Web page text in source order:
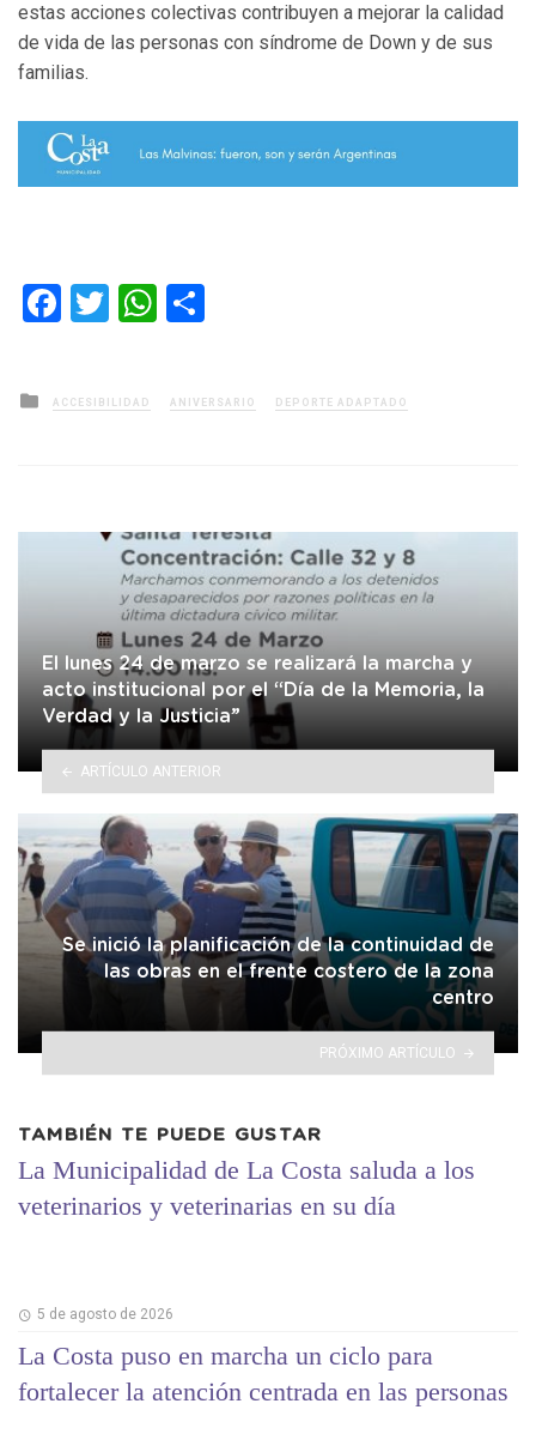
estas acciones colectivas contribuyen a mejorar la calidad
de vida de las personas con síndrome de Down y de sus
familias.
Facebook
TwitterWhatsApp
Posted
in
ACCESIBILIDAD ANIVERSARIO DEPORTE ADAPTADO
El lunes 24 de marzo se realizará la marcha y
acto institucional por el “Día de la Memoria, la
Verdad y la Justicia”
ARTÍCULO ANTERIOR
Se inició la planificación de la continuidad de
las obras en el frente costero de la zona
centro
PRÓXIMO ARTÍCULO
TAMBIÉN TE PUEDE GUSTAR
La Municipalidad de La Costa saluda a los
veterinarios y veterinarias en su día
5 de agosto de 2026
La Costa puso en marcha un ciclo para
fortalecer la atención centrada en las personas